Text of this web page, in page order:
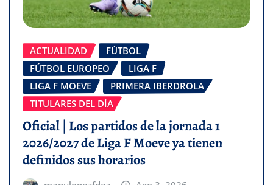
ACTUALIDAD
FÚTBOL
FÚTBOL EUROPEO
LIGA F
LIGA F MOEVE
PRIMERA IBERDROLA
TITULARES DEL DÍA
Oficial | Los partidos de la jornada 1
2026/2027 de Liga F Moeve ya tienen
definidos sus horarios